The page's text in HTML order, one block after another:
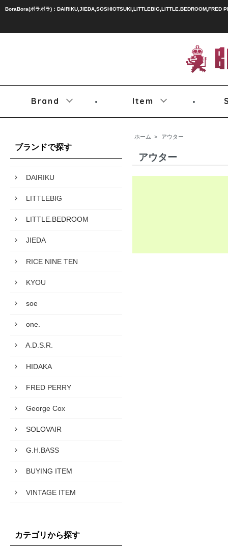
BoraBora(ボラボラ)：DAIRIKU,JIEDA,SOSHIOTSUKI,LITTLEBIG,LITTLE.BEDROOM,FRED
Brand Item
ブランドで探す
DAIRIKU
LITTLEBIG
LITTLE.BEDROOM
JIEDA
RICE NINE TEN
KYOU
soe
one.
A.D.S.R.
HIDAKA
FRED PERRY
George Cox
SOLOVAIR
G.H.BASS
BUYING ITEM
VINTAGE ITEM
カテゴリから探す
ホーム > アウター
アウター